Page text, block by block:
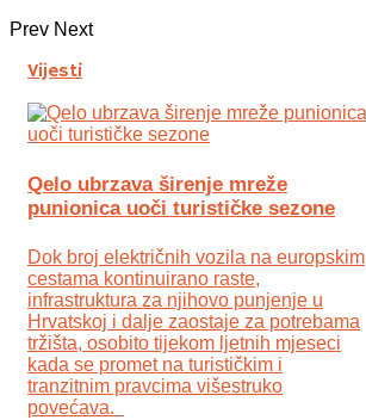
Prev Next
Vijesti
Qelo ubrzava širenje mreže
punionica uoči turističke sezone
Dok broj električnih vozila na europskim
cestama kontinuirano raste,
infrastruktura za njihovo punjenje u
Hrvatskoj i dalje zaostaje za potrebama
tržišta, osobito tijekom ljetnih mjeseci
kada se promet na turističkim i
tranzitnim pravcima višestruko
povećava.